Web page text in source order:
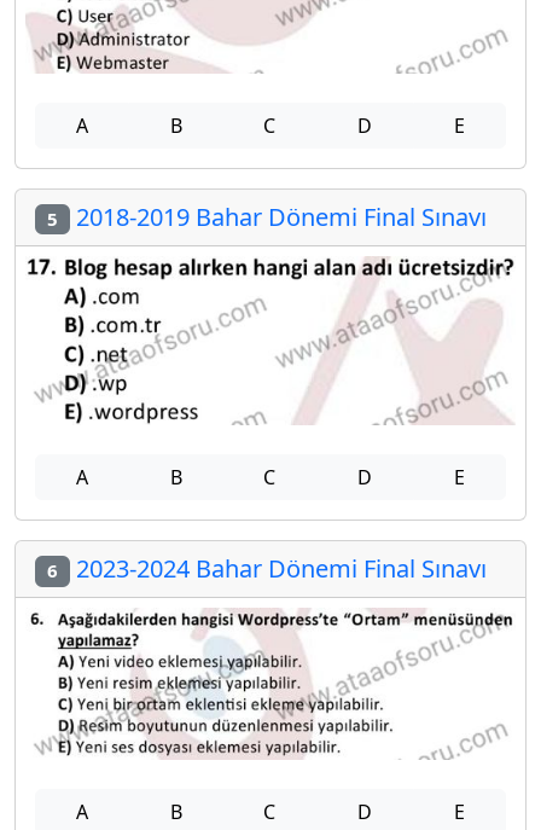
A B C D E
5 2018-2019 Bahar Dönemi Final Sınavı
A B C D E
6 2023-2024 Bahar Dönemi Final Sınavı
A B C D E